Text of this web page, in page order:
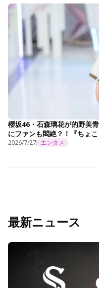
櫻坂46・石森璃花が的野美
にファンも悶絶？！『ちょ
2026/7/27 エンタメ
最新ニュース